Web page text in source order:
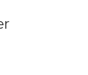
beskytter mod
eller via ferrata.